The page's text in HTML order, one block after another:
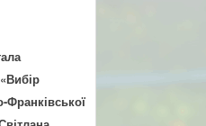
Франківської